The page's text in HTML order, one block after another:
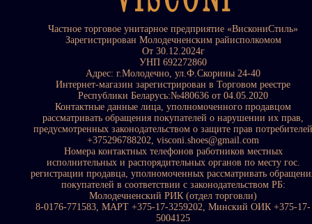
Частное торговое унитарное предприятие «ВискониСтиль»
Зарегистрирован Молодечненским райисполкомом
От 30.12.2024г
УНП 692272860
Адрес: г.Молодечно, ул.Ф.Скорины 24-40
Интернет-магазин зарегистрирован в Торговом реестре
Республики Беларусь:№480636 от 04.05.2020
Контактные данные лица, уполномоченного продавцом
рассматривать обращения покупателей о нарушении их прав,
предусмотренных законодательством о защите прав потребителей
+375296788202, visconi.shoes@gmail.com
Номера контактных телефонов работников местных
исполнительных и распорядительных органов по месту гос.
регистрации продавца, уполномоченных рассматривать
покупателей в соответствии с законодательством РБ:
Молодечненский РИК (отдел торговли)
8-0176-771583, МАРТ +375-17-3259202, Минский ОИК +375-17-
5004125